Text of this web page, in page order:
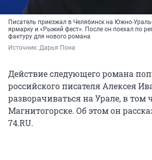
Писатель приезжал в Челябинск на Южно-
ярмарку и «Рыжий фест». После он поехал по
фактуру для нового романа
Источник: Дарья Пона
Действие следующего романа
российского писателя Алексея
разворачиваться на Урале, в том
Магнитогорске. Об этом он
74.RU.